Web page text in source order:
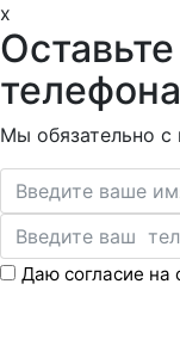
x
телефона
Мы обязательно
Даю согласие на